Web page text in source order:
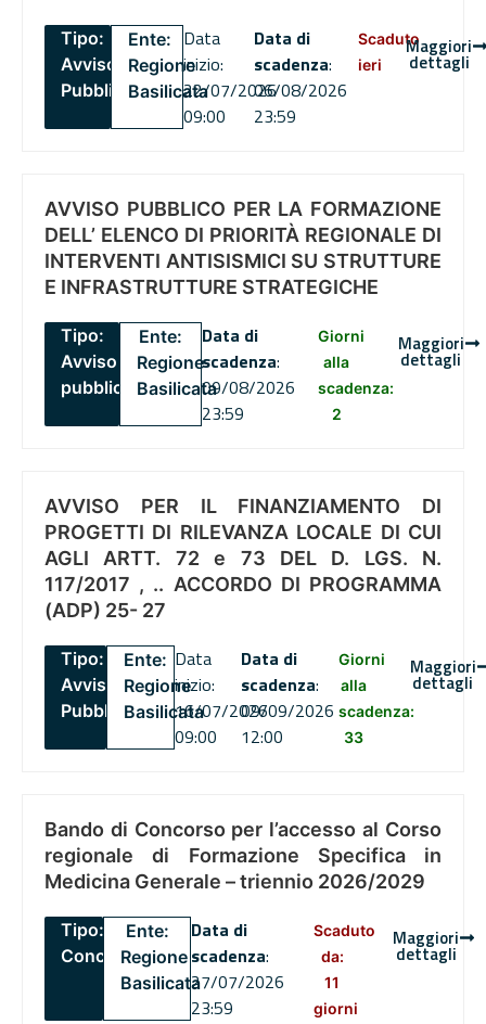
Tipo:
Avviso
Pubblico
Ente:
Regione
Basilicata
Data
inizio:
22/07/2026
09:00
Data di
scadenza:
06/08/2026
23:59
Scaduto
ieri
Maggiori
dettagli
AVVISO PUBBLICO PER LA FORMAZIONE
DELL’ ELENCO DI PRIORITÀ REGIONALE DI
INTERVENTI ANTISISMICI SU STRUTTURE
E INFRASTRUTTURE STRATEGICHE
Tipo:
Avviso
pubblico
Ente:
Regione
Basilicata
Data di
scadenza:
09/08/2026
23:59
Giorni
alla
scadenza:
2
Maggiori
dettagli
AVVISO PER IL FINANZIAMENTO DI
PROGETTI DI RILEVANZA LOCALE DI CUI
AGLI ARTT. 72 e 73 DEL D. LGS. N.
117/2017 , .. ACCORDO DI PROGRAMMA
(ADP) 25- 27
Tipo:
Avviso
Pubblico
Ente:
Regione
Basilicata
Data
inizio:
16/07/2026
09:00
Data di
scadenza:
09/09/2026
12:00
Giorni
alla
scadenza:
33
Maggiori
dettagli
Bando di Concorso per l’accesso al Corso
regionale di Formazione Specifica in
Medicina Generale – triennio 2026/2029
Tipo:
Concorsi
Ente:
Regione
Basilicata
Data di
scadenza:
27/07/2026
23:59
Scaduto
da:
11
giorni
Maggiori
dettagli